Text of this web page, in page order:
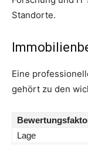
Standorte.
Eine
gehört zu den
Lage